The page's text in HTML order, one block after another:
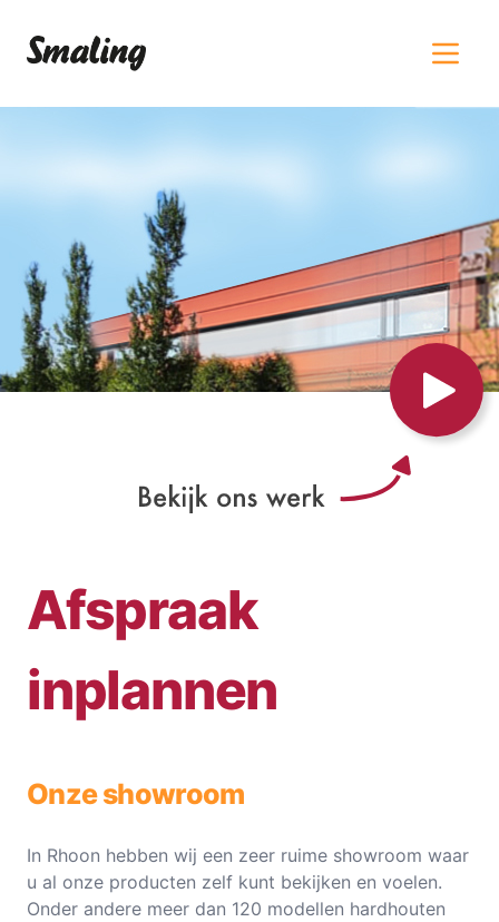
Afspraak
inplannen
Onze showroom
In Rhoon hebben wij een zeer ruime showroom waar
u al onze producten zelf kunt bekijken en voelen.
Onder andere meer dan 120 modellen hardhouten